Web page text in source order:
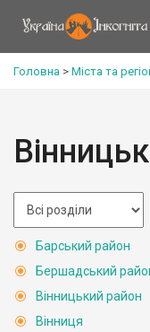
Головна > Міста та
Барський район
Бершадський
Вінницький район
Вінниця